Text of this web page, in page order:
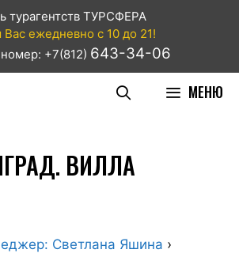
турагентств ТУРСФЕРА
ежедневно с 10 до 21!
+7(812) 643-34-06
МЕНЮ
ВИЛЛА
Светлана Яшина ›